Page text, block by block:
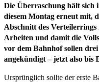
Die Überraschung hält sich
diesem Montag erneut mit,
Abschnitt des
Arbeiten und damit die
vor dem Bahnhofsollen drei
angekündigt – jetzt also bis
Ursprünglich sollte der erste